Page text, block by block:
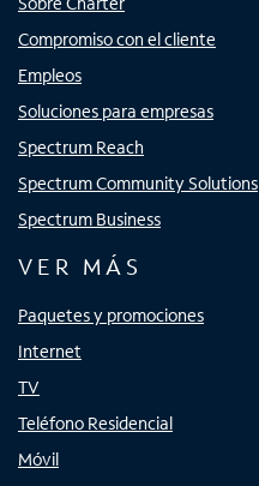
Compromiso con el cliente
Empleos
Soluciones para empresas
Spectrum Reach
Spectrum Community Solutions
Spectrum Business
VER MÁS
Paquetes y promociones
Internet
TV
Teléfono Residencial
Móvil